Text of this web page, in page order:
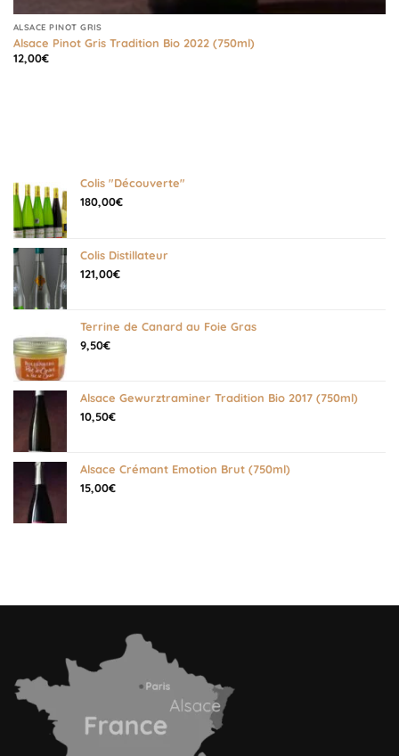
ALSACE PINOT GRIS
Alsace Pinot Gris Tradition Bio 2022 (750ml)
12,00€
Colis "Découverte"
180,00€
Colis Distillateur
121,00€
Terrine de Canard au Foie Gras
9,50€
Alsace Gewurztraminer Tradition Bio 2017 (750ml)
10,50€
Alsace Crémant Emotion Brut (750ml)
15,00€